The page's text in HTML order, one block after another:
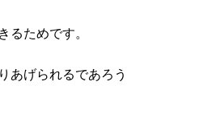
るためです。
あげられるであろう